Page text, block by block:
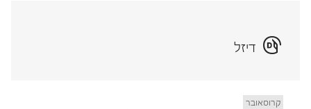
דיזל
קרוסאובר